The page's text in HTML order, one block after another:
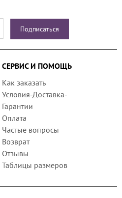
СЕРВИС И ПОМОЩЬ
Как заказать
Условия-Доставка-
Гарантии
Оплата
Частые вопросы
Возврат
Отзывы
Таблицы размеров